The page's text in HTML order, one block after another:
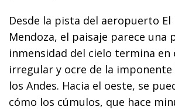
Desde la pista del aeropuerto
Mendoza, el paisaje parece una
inmensidad del cielo termina en
irregular y ocre de la imponente
los Andes. Hacia el oeste, se
cómo los cúmulos, que hace